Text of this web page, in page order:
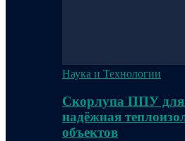
Наука и Технологии
Скорлупа ППУ для
надёжная
объектов